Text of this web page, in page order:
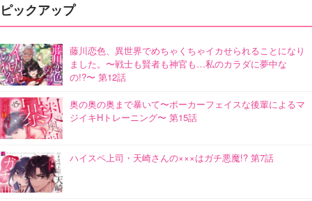
ピックアップ
藤川恋色、異世界でめちゃくちゃイカせられることになり
ました。〜戦士も賢者も神官も…私のカラダに夢中な
の!?〜 第12話
奥の奥の奥まで暴いて〜ポーカーフェイスな後輩によるマ
ジイキHトレーニング〜 第15話
ハイスペ上司・天崎さんの×××はガチ悪魔!? 第7話